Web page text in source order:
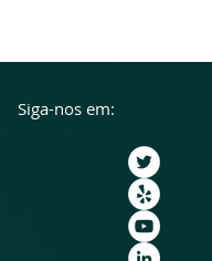
Siga-nos em: